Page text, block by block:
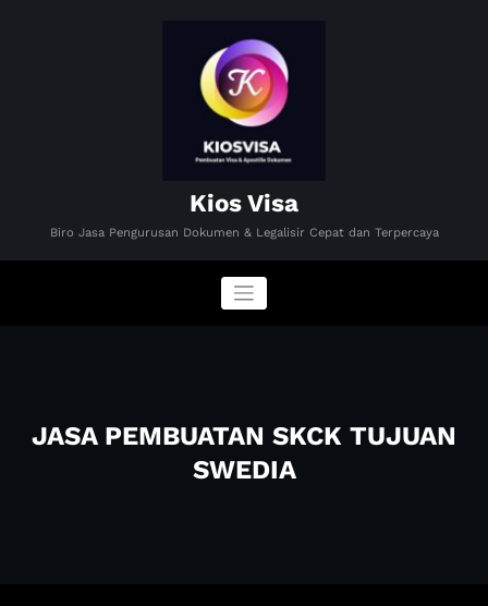
Kios Visa
Biro Jasa Pengurusan Dokumen & Legalisir Cepat dan Terpercaya
JASA PEMBUATAN SKCK TUJUAN
SWEDIA